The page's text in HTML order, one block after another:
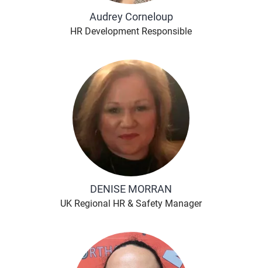
Audrey Corneloup
HR Development Responsible
DENISE MORRAN
UK Regional HR & Safety Manager